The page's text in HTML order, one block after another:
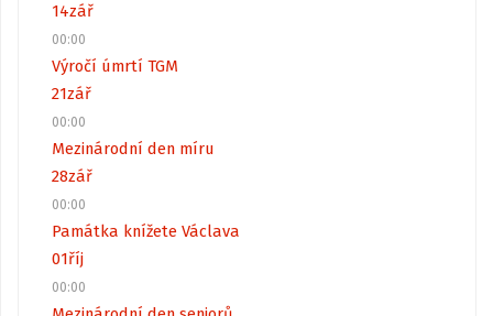
14zář
00:00
Výročí úmrtí TGM
21zář
00:00
Mezinárodní den míru
28zář
00:00
Památka knížete Václava
01říj
00:00